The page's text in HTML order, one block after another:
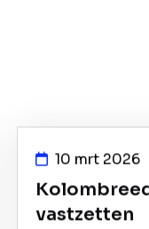
10 mrt 2026
vastzetten